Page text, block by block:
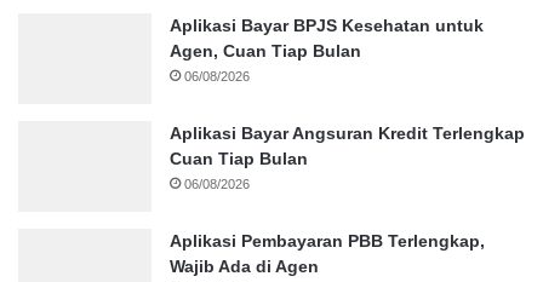
Aplikasi Bayar BPJS Kesehatan untuk
Agen, Cuan Tiap Bulan
06/08/2026
Aplikasi Bayar Angsuran Kredit Terlengkap
Cuan Tiap Bulan
06/08/2026
Aplikasi Pembayaran PBB Terlengkap,
Wajib Ada di Agen